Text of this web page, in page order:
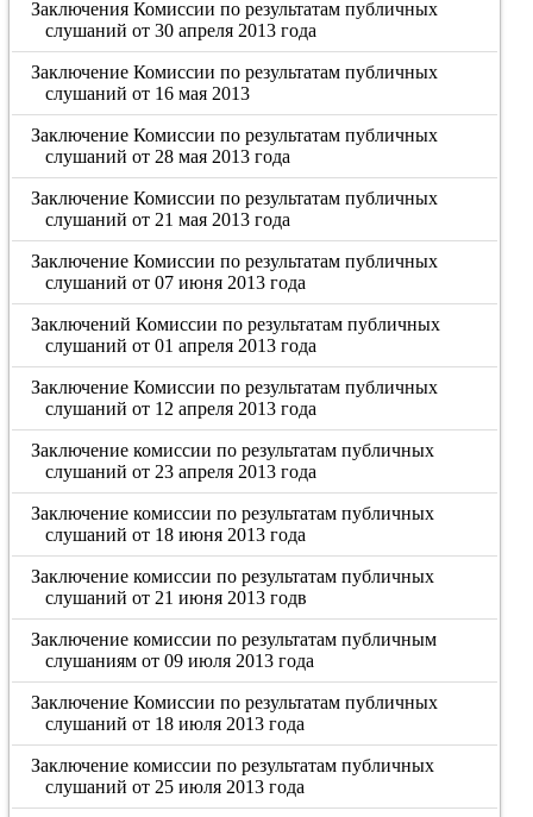
Заключения Комиссии по результатам публичных
слушаний от 30 апреля 2013 года
Заключение Комиссии по результатам публичных
слушаний от 16 мая 2013
Заключение Комиссии по результатам публичных
слушаний от 28 мая 2013 года
Заключение Комиссии по результатам публичных
слушаний от 21 мая 2013 года
Заключение Комиссии по результатам публичных
слушаний от 07 июня 2013 года
Заключений Комиссии по результатам публичных
слушаний от 01 апреля 2013 года
Заключение Комиссии по результатам публичных
слушаний от 12 апреля 2013 года
Заключение комиссии по результатам публичных
слушаний от 23 апреля 2013 года
Заключение комиссии по результатам публичных
слушаний от 18 июня 2013 года
Заключение комиссии по результатам публичных
слушаний от 21 июня 2013 годв
Заключение комиссии по результатам публичным
слушаниям от 09 июля 2013 года
Заключение Комиссии по результатам публичных
слушаний от 18 июля 2013 года
Заключение комиссии по результатам публичных
слушаний от 25 июля 2013 года